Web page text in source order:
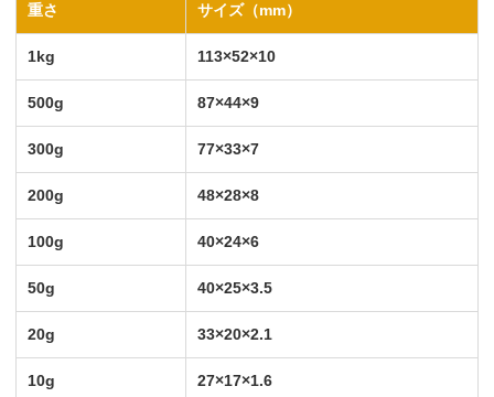
重さ サイズ（mm）
1kg 113×52×10
500g 87×44×9
300g 77×33×7
200g 48×28×8
100g 40×24×6
50g 40×25×3.5
20g 33×20×2.1
10g 27×17×1.6